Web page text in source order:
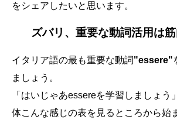
をシェアしたいと思います。
ズバリ、重要な動詞活用は
イタリア語の最も重要な動詞"essere"
ましょう。
「はいじゃあessereを学習しましょう
体こんな感じの表を見るところから始